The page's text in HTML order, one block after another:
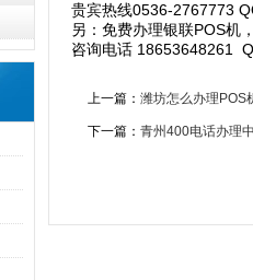
贵宾热线0536-2767773
另：免费办理银联POS机
咨询电话 18653648261
上一篇： 潍坊怎么办理POS
下一篇： 青州400电话办理